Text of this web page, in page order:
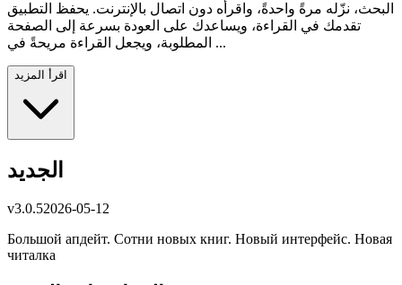
البحث، نزّله مرةً واحدةً، واقرأه دون اتصال بالإنترنت. يحفظ التطبيق
تقدمك في القراءة، ويساعدك على العودة بسرعة إلى الصفحة
المطلوبة، ويجعل القراءة مريحةً في ...
اقرأ المزيد
الجديد
v3.0.52026-05-12
Большой апдейт. Сотни новых книг. Новый интерфейс. Новая
читалка